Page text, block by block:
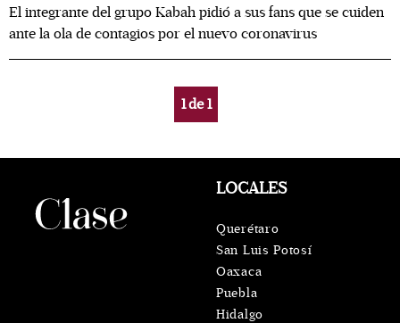
El integrante del grupo Kabah pidió a sus fans que se cuiden
ante la ola de contagios por el nuevo coronavirus
1de1
LOCALES
Querétaro
San Luis Potosí
Oaxaca
Puebla
Hidalgo